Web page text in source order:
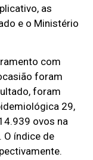
as
e o Ministério
com
foram
foram
29,
ovos na
O índice de